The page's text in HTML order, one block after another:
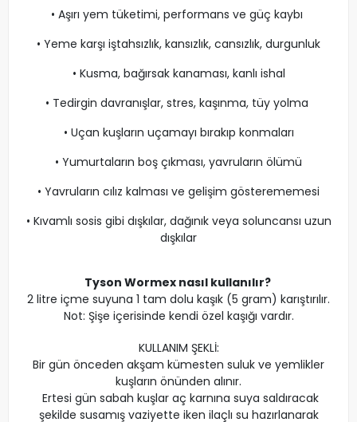
• Aşırı yem tüketimi, performans ve güç kaybı
• Yeme karşı iştahsızlık, kansızlık, cansızlık, durgunluk
• Kusma, bağırsak kanaması, kanlı ishal
• Tedirgin davranışlar, stres, kaşınma, tüy yolma
• Uçan kuşların uçamayı bırakıp konmaları
• Yumurtaların boş çıkması, yavruların ölümü
• Yavruların cılız kalması ve gelişim gösterememesi
• Kıvamlı sosis gibi dışkılar, dağınık veya soluncansı uzun
dışkılar
Tyson Wormex nasıl kullanılır?
2 litre içme suyuna 1 tam dolu kaşık (5 gram) karıştırılır.
Not: Şişe içerisinde kendi özel kaşığı vardır.
KULLANIM ŞEKLİ:
Bir gün önceden akşam kümesten suluk ve yemlikler
kuşların önünden alınır.
Ertesi gün sabah kuşlar aç karnına suya saldıracak
şekilde susamış vaziyette iken ilaçlı su hazırlanarak